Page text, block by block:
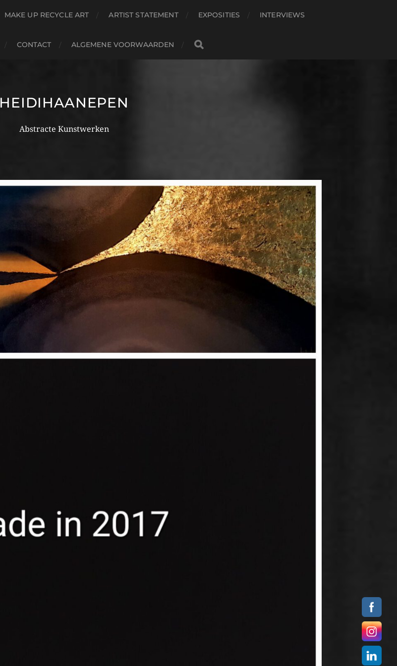
MAKE UP RECYCLE ART ARTIST STATEMENT EXPOSITIES INTERVIEWS
CONTACT ALGEMENE VOORWAARDEN
HEIDIHAANEPEN
Abstracte Kunstwerken